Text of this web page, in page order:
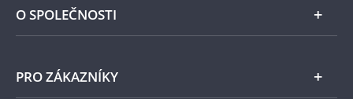
E-shop
Stříbro
O SPOLEČNOSTI
PRO ZÁKAZNÍKY